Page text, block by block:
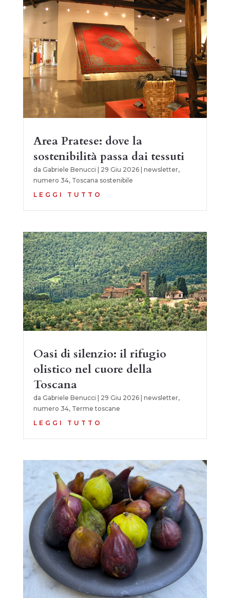
Area Pratese: dove la
sostenibilità passa dai tessuti
da Gabriele Benucci | 29 Giu 2026| newsletter,
numero 34, Toscana sostenibile
LEGGI TUTTO
Oasi di silenzio: il rifugio
olistico nel cuore della
Toscana
da Gabriele Benucci 29 Giu 2026| newsletter,
numero 34, Terme toscane
LEGGI TUTTO